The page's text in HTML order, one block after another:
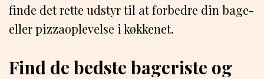
finde det rette udstyr til at forbedre din bage-
eller pizzaoplevelse i køkkenet.
Find de bedste bageriste og